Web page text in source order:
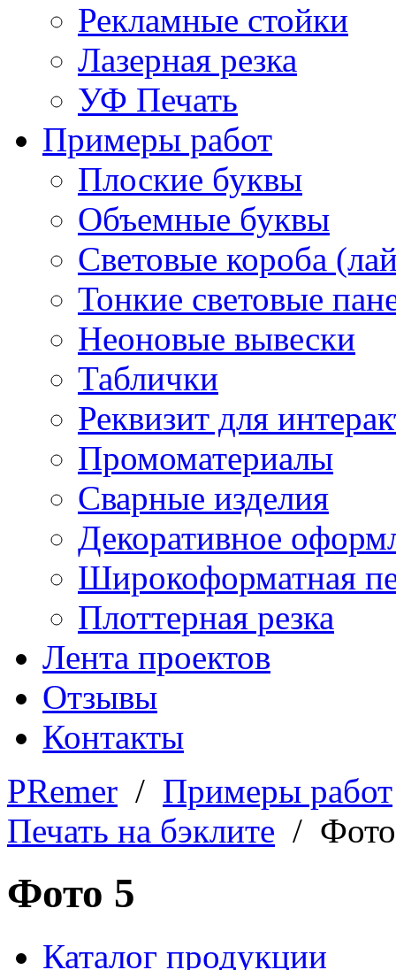
Рекламные стойки
Лазерная резка
УФ Печать
Примеры работ
Плоские буквы
Объемные буквы
Световые короба
Тонкие световые
Неоновые вывески
Таблички
Реквизит для
Промоматериалы
Сварные изделия
Декоративное
Широкоформатная
Плоттерная резка
Лента проектов
Отзывы
Контакты
PRemer / Примеры работ
Печать на бэклите /
Фото 5
Каталог продукции